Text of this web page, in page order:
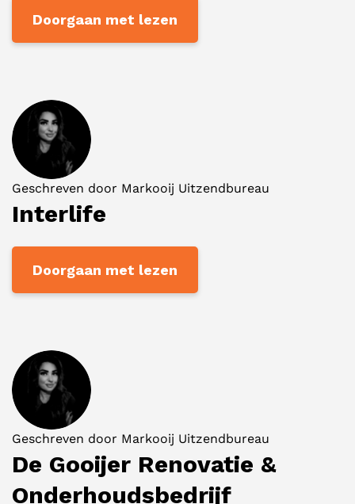
Doorgaan met lezen
Geschreven door Markooij Uitzendbureau
Interlife
Doorgaan met lezen
Geschreven door Markooij Uitzendbureau
De Gooijer Renovatie &
Onderhoudsbedrijf